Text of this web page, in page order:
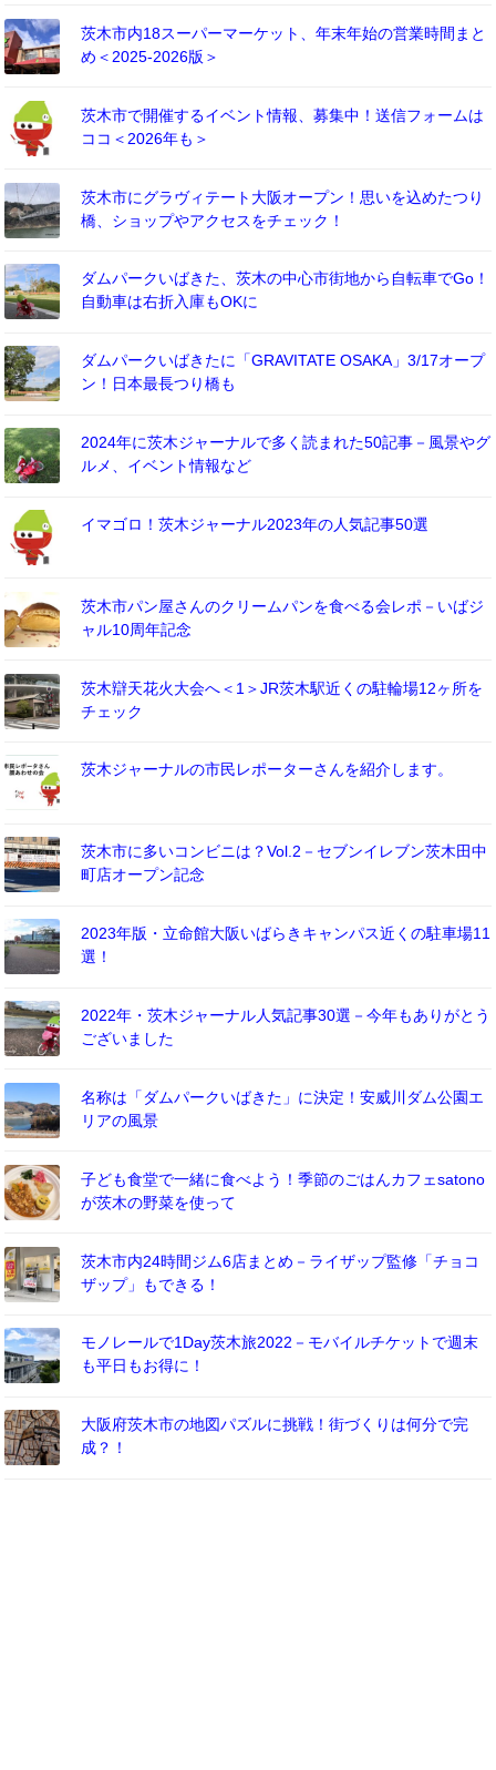
茨木市内18スーパーマーケット、年末年始の営業時間まと
め＜2025-2026版＞
茨木市で開催するイベント情報、募集中！送信フォームは
ココ＜2026年も＞
茨木市にグラヴィテート大阪オープン！思いを込めたつり
橋、ショップやアクセスをチェック！
ダムパークいばきた、茨木の中心市街地から自転車でGo！
自動車は右折入庫もOKに
ダムパークいばきたに「GRAVITATE OSAKA」3/17オープ
ン！日本最長つり橋も
2024年に茨木ジャーナルで多く読まれた50記事－風景やグ
ルメ、イベント情報など
イマゴロ！茨木ジャーナル2023年の人気記事50選
茨木市パン屋さんのクリームパンを食べる会レポ－いばジ
ャル10周年記念
茨木辯天花火大会へ＜1＞JR茨木駅近くの駐輪場12ヶ所を
チェック
茨木ジャーナルの市民レポーターさんを紹介します。
茨木市に多いコンビニは？Vol.2－セブンイレブン茨木田中
町店オープン記念
2023年版・立命館大阪いばらきキャンパス近くの駐車場11
選！
2022年・茨木ジャーナル人気記事30選－今年もありがとう
ございました
名称は「ダムパークいばきた」に決定！安威川ダム公園エ
リアの風景
子ども食堂で一緒に食べよう！季節のごはんカフェsatono
が茨木の野菜を使って
茨木市内24時間ジム6店まとめ－ライザップ監修「チョコ
ザップ」もできる！
モノレールで1Day茨木旅2022－モバイルチケットで週末
も平日もお得に！
大阪府茨木市の地図パズルに挑戦！街づくりは何分で完
成？！